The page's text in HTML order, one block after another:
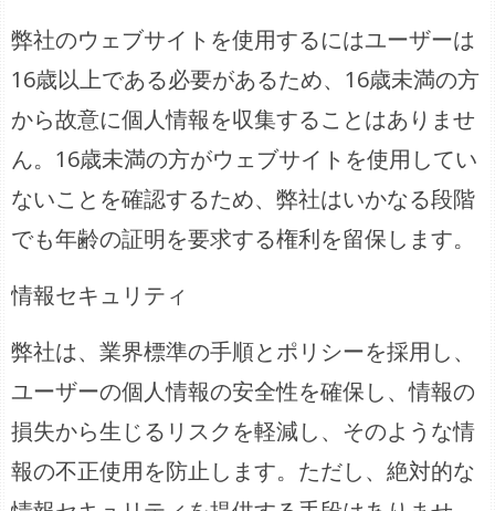
弊社のウェブサイトを使用するにはユーザーは
16歳以上である必要があるため、16歳未満の方
から故意に個人情報を収集することはありませ
ん。16歳未満の方がウェブサイトを使用してい
ないことを確認するため、弊社はいかなる段階
でも年齢の証明を要求する権利を留保します。
情報セキュリティ
弊社は、業界標準の手順とポリシーを採用し、
ユーザーの個人情報の安全性を確保し、情報の
損失から生じるリスクを軽減し、そのような情
報の不正使用を防止します。ただし、絶対的な